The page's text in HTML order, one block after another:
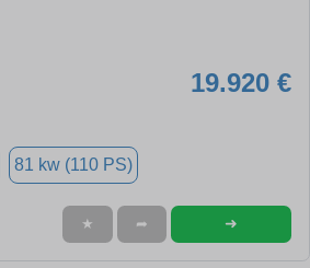
19.920 €
81 kw (110 PS)
★ ➦ ➜